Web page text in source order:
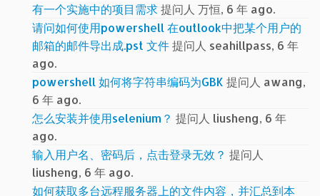
有一个实施中的项目需求提问人 万恒, 6 年 ago.
请问如何使用powershell 在outlook中把某个用户的
邮箱的邮件导出成.pst 文件提问人 seahillpass, 6 年
ago.
powershell 如何将字符串编码为GBK 提问人 awang,
6 年 ago.
怎么安装并使用selenium？ 提问人 liusheng, 6 年
ago.
输入用户名、密码后，点击登录无效？ 提问人
liusheng, 6 年 ago.
如何获取多台远程服务器上的文件内容，并汇总到本